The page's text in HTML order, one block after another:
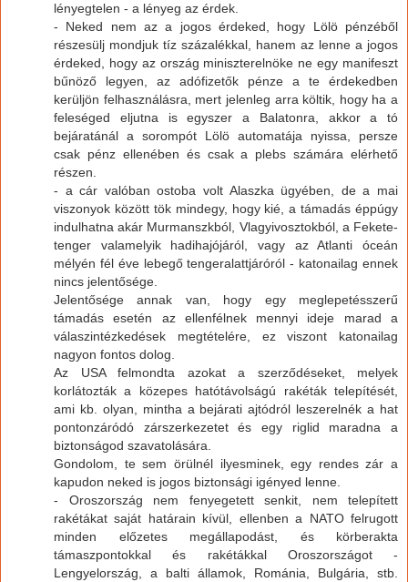
lényegtelen - a lényeg az érdek.
- Neked nem az a jogos érdeked, hogy Lölö pénzéből
részesülj mondjuk tíz százalékkal, hanem az lenne a jogos
érdeked, hogy az ország miniszterelnöke ne egy manifeszt
bűnöző legyen, az adófizetők pénze a te érdekedben
kerüljön felhasználásra, mert jelenleg arra költik, hogy ha a
feleséged eljutna is egyszer a Balatonra, akkor a tó
bejáratánál a sorompót Lölö automatája nyissa, persze
csak pénz ellenében és csak a plebs számára elérhető
részen.
- a cár valóban ostoba volt Alaszka ügyében, de a mai
viszonyok között tök mindegy, hogy kié, a támadás éppúgy
indulhatna akár Murmanszkból, Vlagyivosztokból, a Fekete-
tenger valamelyik hadihajójáról, vagy az Atlanti óceán
mélyén fél éve lebegő tengeralattjáróról - katonailag ennek
nincs jelentősége.
Jelentősége annak van, hogy egy meglepetésszerű
támadás esetén az ellenfélnek mennyi ideje marad a
válaszintézkedések megtételére, ez viszont katonailag
nagyon fontos dolog.
Az USA felmondta azokat a szerződéseket, melyek
korlátozták a közepes hatótávolságú rakéták telepítését,
ami kb. olyan, mintha a bejárati ajtódról leszerelnék a hat
pontonzáródó zárszerkezetet és egy riglid maradna a
biztonságod szavatolására.
Gondolom, te sem örülnél ilyesminek, egy rendes zár a
kapudon neked is jogos biztonsági igényed lenne.
- Oroszország nem fenyegetett senkit, nem telepített
rakétákat saját határain kívül, ellenben a NATO felrugott
minden előzetes megállapodást, és körberakta
támaszpontokkal és rakétákkal Oroszországot -
Lengyelország, a balti államok, Románia, Bulgária, stb.